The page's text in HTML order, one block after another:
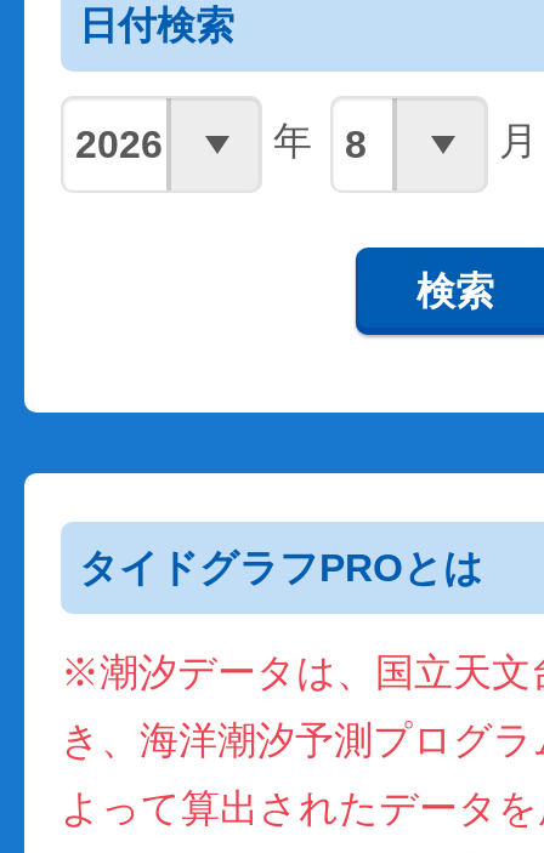
日付検索
年 月
検索
タイドグラフPROとは
※潮汐データは、国立天文
き、海洋潮汐予測プログ
よって算出されたデータ